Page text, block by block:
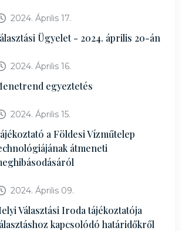
2024. Április 17.
Ügyelet - 2024. április 20-án
2024. Április 16.
egyeztetés
2024. Április 15.
a Földesi Vízműtelep
átmeneti
2024. Április 09.
Választási Iroda tájékoztatója
kapcsolódó határidőkről